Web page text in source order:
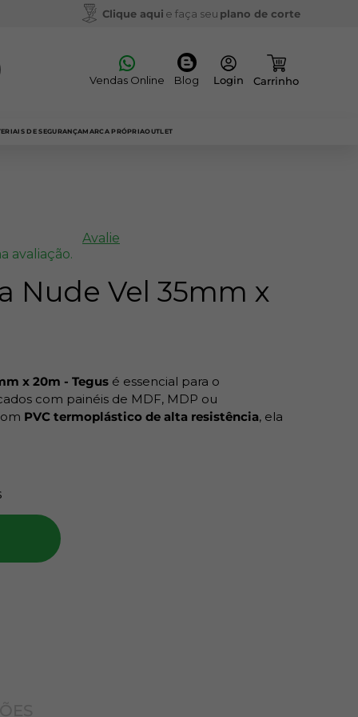
Clique aqui e faça seu plano de corte
Vendas Online Blog
DE SEGURANÇAMARCA PRÓPRIAOUTLET
avaliação.
Avalie
Nude Vel 35mm x
x 20m - Tegus é essencial para o
com painéis de MDF, MDP ou
PVC termoplástico de alta resistência, ela
fique exposto, evitando absorção de
ao seu projeto. É ideal para uso com
ou aplicação manual.